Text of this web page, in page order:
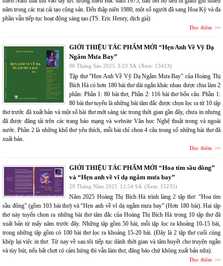
năm trong các trại cải tạo cộng sản. Đến thập niên 1980, một số người đã sang Hoa Kỳ và đa
phần vẫn tiếp tục hoạt động sáng tạo.(TS. Eric Henry, dịch giả)
Đọc thêm
GIỚI THIỆU TÁC PHẨM MỚI “Hẹn Anh Về Vỹ Dạ
Ngắm Mưa Bay”
06 Tháng Sáu 2025 3:23 SA (Xem: 13413)
Tập thơ “Hẹn Anh Về Vỹ Dạ Ngắm Mưa Bay” của Hoàng Thị
Bích Hà có hơn 180 bài thơ dài ngắn khác nhau được chia làm 2
phần: Phần 1: 80 bài thơ, Phần 2: 116 bài thơ bốn câu. Phần 1:
80 bài thơ tuyển là những bài tâm đắc được chọn lọc ra từ 10 tập
thơ trước đã xuất bản và một số bài thơ mới sáng tác trong thời gian gần đây, chưa in nhưng
đã được đăng tải trên các trang báo mạng và website Văn học Nghệ thuật trong và ngoài
nước. Phần 2 là những khổ thơ yêu thích, mỗi bài chỉ chon 4 câu trong số những bài thơ đã
xuất bản.
Đọc thêm
GIỚI THIỆU TÁC PHẨM MỚI “Hoa tím sầu đông”
và “Hẹn anh về vĩ dạ ngắm mưa bay”
29 Tháng Năm 2025 12:54 SA (Xem: 15235)
Năm 2025 Hoàng Thị Bích Hà trình làng 2 tập thơ: “Hoa tím
sầu đông” (gồm 103 bài thơ) và “Hẹn anh về vĩ dạ ngắm mưa bay” (Hơn 180 bài). Hai tập
thơ này tuyển chọn ra những bài thơ tâm đắc của Hoàng Thị Bích Hà trong 10 tập thơ đã
xuất bản từ mấy năm trước đây. Những tập gồm 50 bài, mỗi tập lọc ra khoảng 10-15 bài,
trong những tập gồm có 100 bài thơ lọc ra khoảng 15-20 bài. (Đây là 2 tập thơ cuối cùng
khép lại việc in thơ. Từ nay về sau tôi tiếp tục dành thời gian và tâm huyết cho truyện ngắn
và tùy bút, nếu bất chợt có cảm hứng thì vẫn làm thơ, đăng báo chứ không xuất bản nữa).
Đọc thêm